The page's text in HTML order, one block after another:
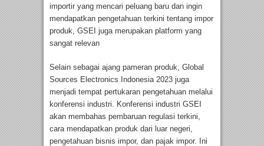
importir yang mencari peluang baru dan ingin
mendapatkan pengetahuan terkini tentang impor
produk, GSEI juga merupakan platform yang
sangat relevan
Selain sebagai ajang pameran produk, Global
Sources Electronics Indonesia 2023 juga
menjadi tempat pertukaran pengetahuan melalui
konferensi industri. Konferensi industri GSEI
akan membahas pembaruan regulasi terkini,
cara mendapatkan produk dari luar negeri,
pengetahuan bisnis impor, dan pajak impor. Ini